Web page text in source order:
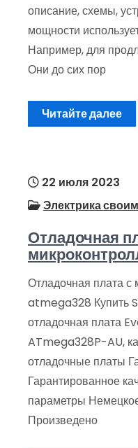
описание, схемы,
мощности
Например, для
Они до сих пор
Читайте далее
22 июля 2023
Электрика
Отладочная
Отладочная плата с
atmega328 Купить
отладочная плата
ATmega328P-AU,
отладочные платы
Гарантированное
параметры
Произведено